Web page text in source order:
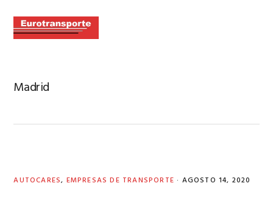
primary
main
primary
Madrid
AUTOCARES, EMPRESAS DE TRANSPORTE · AGOSTO 14, 2020